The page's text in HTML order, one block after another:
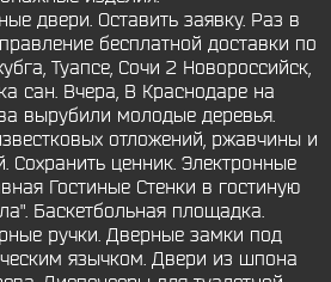
двери. Оставить заявку. Раз в
бесплатной доставки по
Туапсе, Сочи 2 Новороссийск,
сан. Вчера, В Краснодаре на
вырубили молодые деревья.
отложений, ржавчины и
Сохранить ценник. Электронные
Гостиные Стенки в гостиную
Баскетбольная площадка.
ручки. Дверные замки под
язычком. Двери из шпона